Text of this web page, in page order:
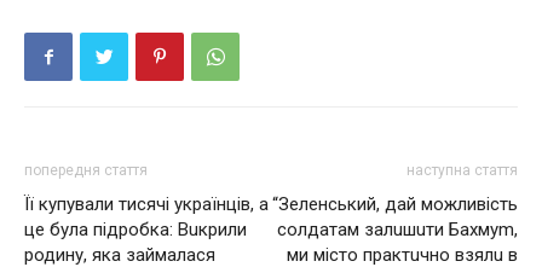
попередня стаття
Її купували тисячі українців, а
це була підробка: Вuкрили
родину, яка займалася
наступна стаття
“Зеленський, дай можливість
солдатам залuшuти Бахмуm,
ми місто практuчно взялu в